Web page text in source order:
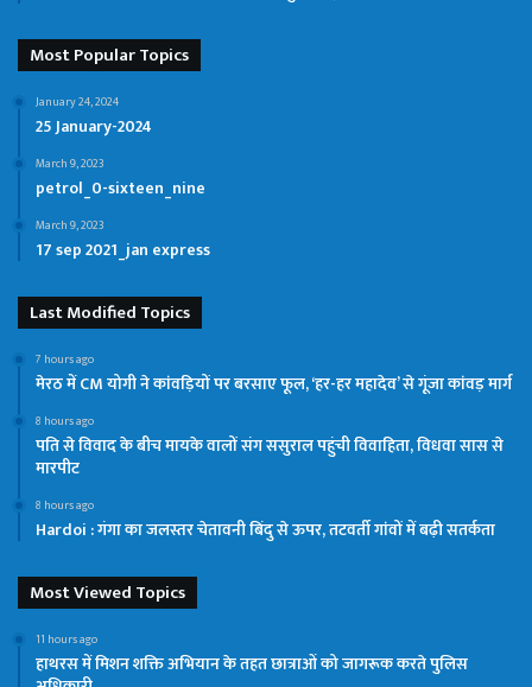
Most Popular Topics
January 24, 2024
25 January-2024
March 9, 2023
petrol_0-sixteen_nine
March 9, 2023
17 sep 2021_jan express
Last Modified Topics
7 hours ago
मेरठ में CM योगी ने कांवड़ियों पर बरसाए फूल, ‘हर-हर महादेव’ से गूंजा कांवड़ मार्ग
8 hours ago
पति से विवाद के बीच मायके वालों संग ससुराल पहुंची विवाहिता, विधवा सास से
मारपीट
8 hours ago
Hardoi : गंगा का जलस्तर चेतावनी बिंदु से ऊपर, तटवर्ती गांवों में बढ़ी सतर्कता
Most Viewed Topics
11 hours ago
हाथरस में मिशन शक्ति अभियान के तहत छात्राओं को जागरूक करते पुलिस